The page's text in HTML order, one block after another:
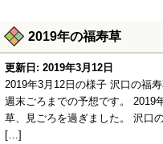
2019年の福寿草
更新日: 2019年3月12日
2019年3月12日の様子 沢口の福
週末ごろまでの予想です。 2019
草、見ごろを過ぎました。 沢口
[…]